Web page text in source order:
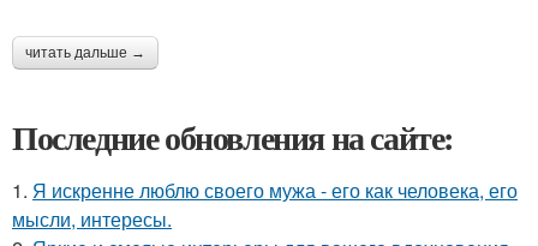
читать дальше →
Последние обновления на сайте:
1. Я искренне люблю своего мужа - его как человека, его
мысли, интересы.